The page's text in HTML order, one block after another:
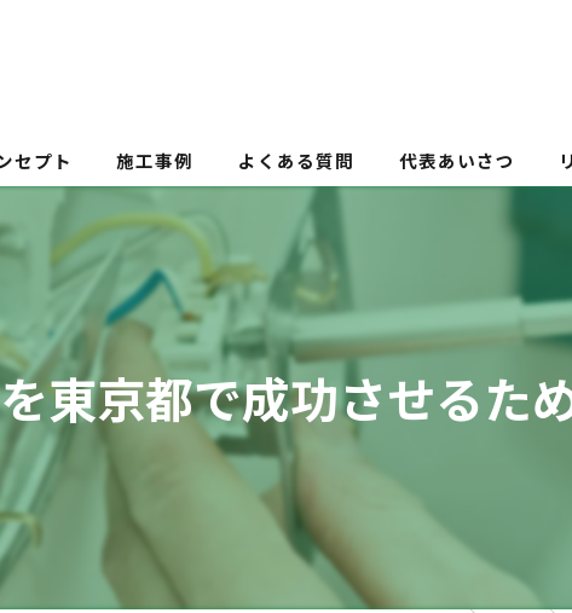
セプト 施工事例 よくある質問 代表あいさつ
東京都で成功させるた